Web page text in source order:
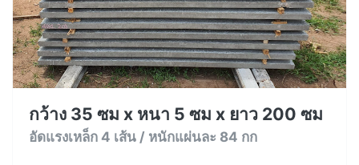
กว้าง 35 ซม x หนา 5 ซม x ยาว 200 ซม
อัดแรงเหล็ก 4 เส้น / หนักแผ่นละ 84 กก